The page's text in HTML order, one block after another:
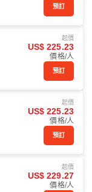
預訂
起價
US$ 225.23
價格/人
預訂
起價
US$ 225.23
價格/人
預訂
起價
US$ 229.27
價格/人